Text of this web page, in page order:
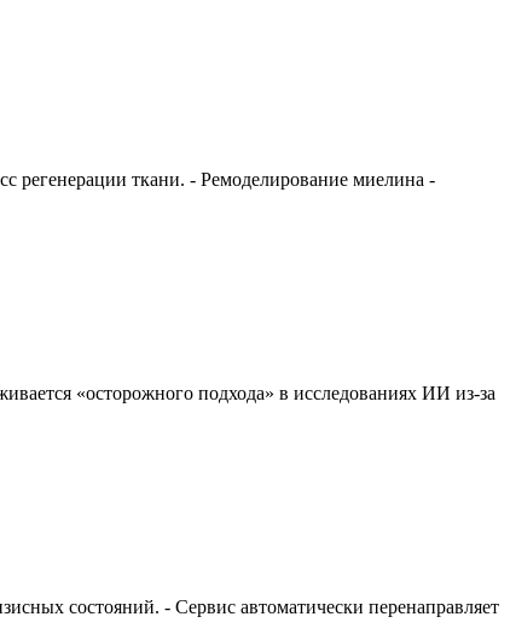
регенерации ткани. - Ремоделирование миелина -
«осторожного подхода» в исследованиях ИИ из-за
состояний. - Сервис автоматически перенаправляет